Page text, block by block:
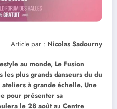
Article par : Nicolas Sadourny
au monde, Le Fusion
les plus grands danseurs du du
à grande échelle. Une
pour présenter sa
le 28 août au Centre